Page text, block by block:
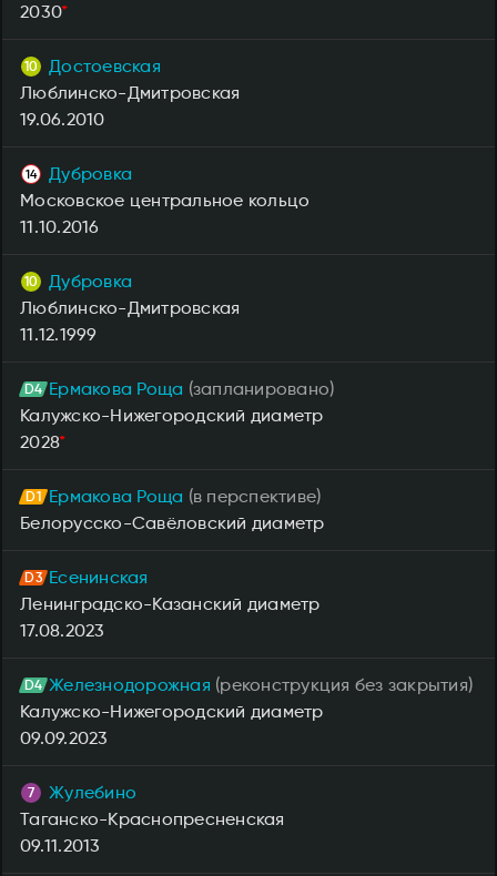
2030*
Достоевская
Люблинско-Дмитровская
19.06.2010
Дубровка
Московское центральное кольцо
11.10.2016
Дубровка
Люблинско-Дмитровская
11.12.1999
Ермакова Роща (запланировано)
Калужско-Нижегородский диаметр
2028*
Ермакова Роща (в перспективе)
Белорусско-Савёловский диаметр
Есенинская
Ленинградско-Казанский диаметр
17.08.2023
Железнодорожная (реконструкция без закрытия)
Калужско-Нижегородский диаметр
09.09.2023
Жулебино
Таганско-Краснопресненская
09.11.2013